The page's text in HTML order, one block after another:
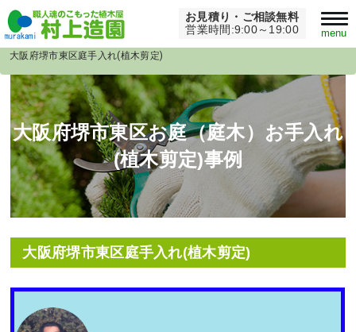
お見積り・ご相談無料
営業時間:9:00～19:00
menu
Home > 大阪府堺市庭お手入れ(植木剪定)事例 >
大阪府堺市東区庭手入れ(植木剪定)
大阪府堺市東区お庭（庭木）お手入れ
(植木剪定)事例
大阪府堺市東区庭手入れ(植木剪定)